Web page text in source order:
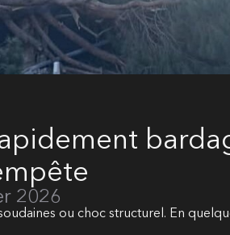
2026
ou choc structurel. En